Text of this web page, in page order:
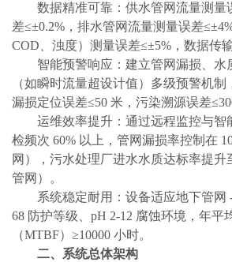
数据精准可靠：供水管网流量测量
差≤±0.2%，排水管网流量测量误差
COD、浊度）测量误差≤±5%，数据传
智能预警响应：建立管网漏损、水
（如瞬时流量超设计值）多级预警机制
漏损定位误差≤50 米，污染溯源误差
运维效率提升：通过远程监控与智
检频次 60% 以上，管网漏损率控制在
网），污水处理厂进水水质达标率提升
管网）。
系统稳定耐用：设备适应地下管网
68 防护等级、pH 2-12 腐蚀环境，年平
（MTBF）≥10000 小时。
二、系统总体架构